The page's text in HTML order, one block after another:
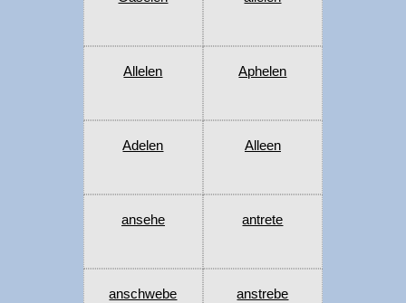
Allelen Aphelen
Adelen Alleen
ansehe antrete
anschwebe anstrebe